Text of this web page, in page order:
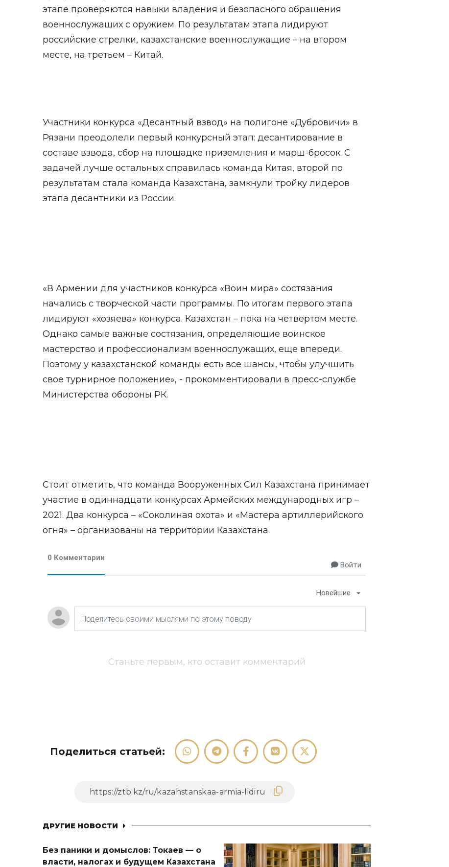
этапе проверяются навыки владения и безопасного обращения
военнослужащих с оружием. По результатам этапа лидируют
российские стрелки, казахстанские военнослужащие – на втором
месте, на третьем – Китай.
Участники конкурса «Десантный взвод» на полигоне «Дубровичи» в
Рязани преодолели первый конкурсный этап: десантирование в
составе взвода, сбор на площадке приземления и марш-бросок. С
задачей лучше остальных справилась команда Китая, второй по
результатам стала команда Казахстана, замкнули тройку лидеров
этапа десантники из России.
«В Армении для участников конкурса «Воин мира» состязания
начались с творческой части программы. По итогам первого этапа
лидируют «хозяева» конкурса. Казахстан – пока на четвертом месте.
Однако самые важные состязания, определяющие воинское
мастерство и профессионализм военнослужащих, еще впереди.
Поэтому у казахстанской команды есть все шансы, чтобы улучшить
свое турнирное положение», - прокомментировали в пресс-службе
Министерства обороны РК.
Стоит отметить, что команда Вооруженных Сил Казахстана принимает
участие в одиннадцати конкурсах Армейских международных игр –
2021. Два конкурса – «Соколиная охота» и «Мастера артиллерийского
огня» – организованы на территории Казахстана.
0 Комментарии
Войти
Новейшие
Станьте первым, кто оставит комментарий
Поделиться статьей:
ДРУГИЕ НОВОСТИ
Без паники и домыслов: Токаев — о
власти, налогах и будущем Казахстана